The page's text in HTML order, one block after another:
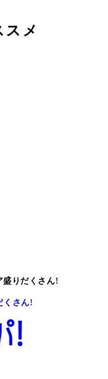
スメ
盛りだくさん!
くさん!